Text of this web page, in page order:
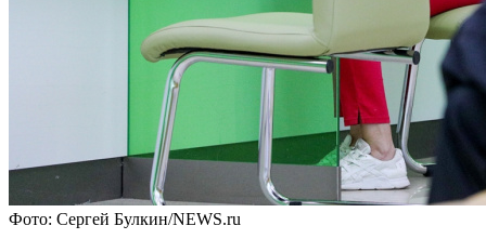
Фото: Сергей Булкин/NEWS.ru